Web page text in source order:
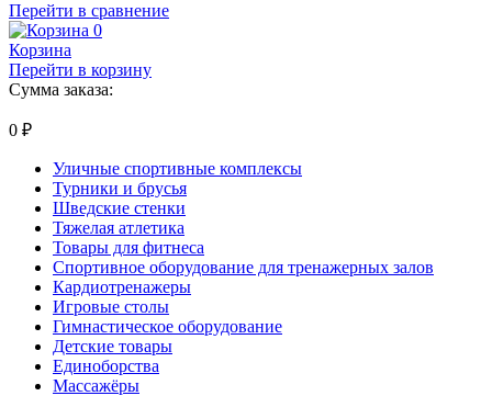
Перейти в сравнение
0
Корзина
Перейти в корзину
Сумма заказа:
0 ₽
Уличные спортивные комплексы
Турники и брусья
Шведские стенки
Тяжелая атлетика
Товары для фитнеса
Спортивное оборудование для тренажерных залов
Кардиотренажеры
Игровые столы
Гимнастическое оборудование
Детские товары
Единоборства
Массажёры